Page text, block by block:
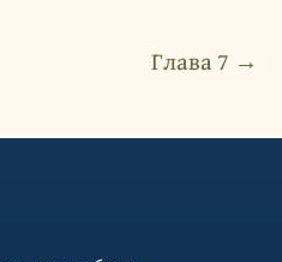
Глава 7 →